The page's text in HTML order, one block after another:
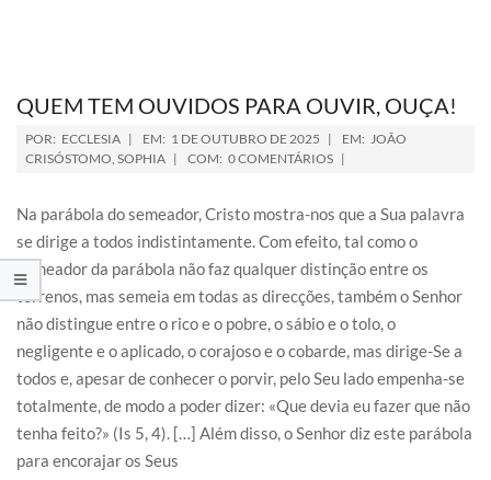
QUEM TEM OUVIDOS PARA OUVIR, OUÇA!
POR: ECCLESIA EM: 1 DE OUTUBRO DE 2025 EM: JOÃO
CRISÓSTOMO, SOPHIA COM: 0 COMENTÁRIOS
Na parábola do semeador, Cristo mostra-nos que a Sua palavra
se dirige a todos indistintamente. Com efeito, tal como o
semeador da parábola não faz qualquer distinção entre os
terrenos, mas semeia em todas as direcções, também o Senhor
não distingue entre o rico e o pobre, o sábio e o tolo, o
negligente e o aplicado, o corajoso e o cobarde, mas dirige-Se a
todos e, apesar de conhecer o porvir, pelo Seu lado empenha-se
totalmente, de modo a poder dizer: «Que devia eu fazer que não
tenha feito?» (Is 5, 4). […] Além disso, o Senhor diz este parábola
para encorajar os Seus